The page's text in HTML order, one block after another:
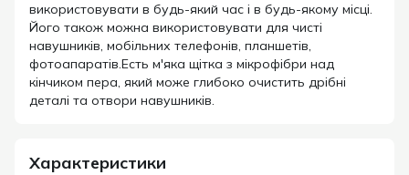
використовувати в будь-який час і в будь-якому місці.
Його також можна використовувати для чисті
навушників, мобільних телефонів, планшетів,
фотоапаратів.Eсть м'яка щітка з мікрофібри над
кінчиком пера, який може глибоко очистить дрібні
деталі та отвори навушників.
Характеристики